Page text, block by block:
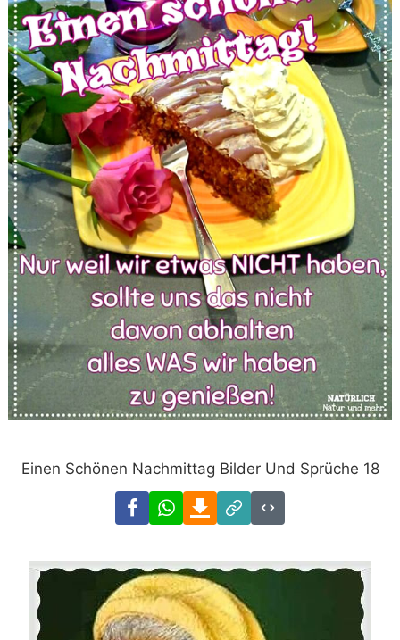
Einen Schönen Nachmittag Bilder Und Sprüche 18
FacebookWhatsAppDownload
Link
Code